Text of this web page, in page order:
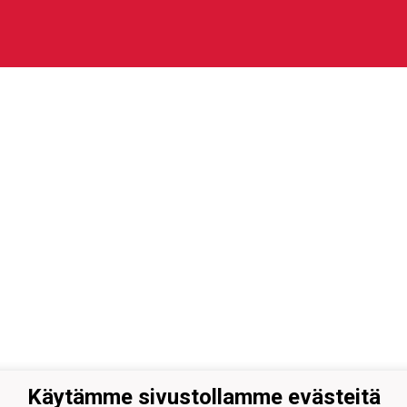
Käytämme sivustollamme evästeitä